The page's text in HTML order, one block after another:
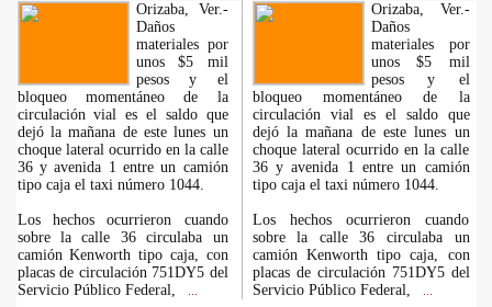
Orizaba, Ver.-
Daños
materiales por
unos $5 mil
pesos y el
bloqueo momentáneo de la
circulación vial es el saldo que
dejó la mañana de este lunes un
choque lateral ocurrido en la calle
36 y avenida 1 entre un camión
tipo caja el taxi número 1044.
Los hechos ocurrieron cuando
sobre la calle 36 circulaba un
camión Kenworth tipo caja, con
placas de circulación 751DY5 del
Servicio Público Federal,
Orizaba, Ver.-
Daños
materiales por
unos $5 mil
pesos y el
bloqueo momentáneo de la
circulación vial es el saldo que
dejó la mañana de este lunes un
choque lateral ocurrido en la calle
36 y avenida 1 entre un camión
tipo caja el taxi número 1044.
Los hechos ocurrieron cuando
sobre la calle 36 circulaba un
camión Kenworth tipo caja, con
placas de circulación 751DY5 del
Servicio Público Federal,